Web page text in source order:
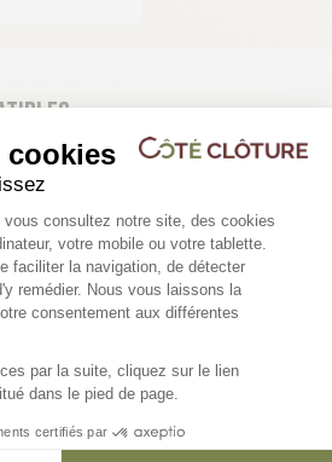
- L 2m40
5,10 €
cookies
Gestion du
consultez notre site, des cookies
votre mobile ou votre tablette.
faciliter la navigation, de détecter
remédier. Nous vous laissons la
consentement aux différentes
par la suite, cliquez sur le lien
dans le pied de page.
certifiés par
Axeptio consent